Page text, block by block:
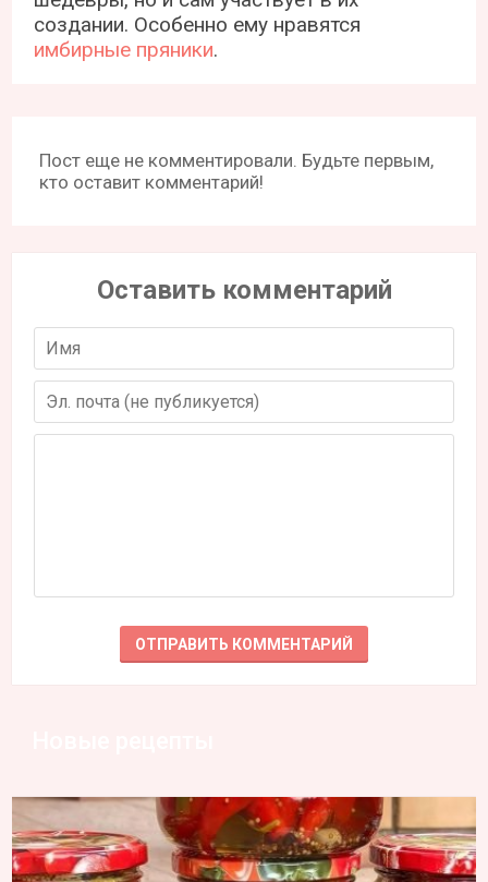
создании. Особенно ему нравятся
имбирные пряники.
Пост еще не комментировали. Будьте первым,
кто оставит комментарий!
Оставить комментарий